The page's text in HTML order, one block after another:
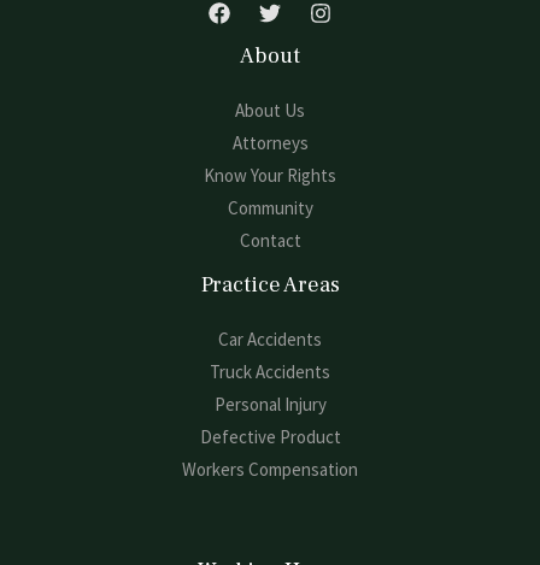
About
About Us
Attorneys
Know Your Rights
Community
Contact
Practice Areas
Car Accidents
Truck Accidents
Personal Injury
Defective Product
Workers Compensation